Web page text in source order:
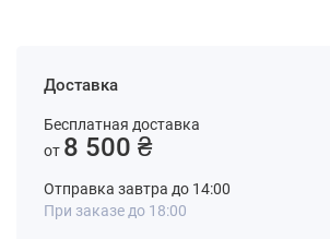
Доставка
Бесплатная доставка
от 8 500 ₴
Отправка завтра до 14:00
При заказе до 18:00